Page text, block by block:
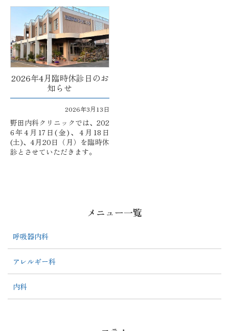
【夏季休診期間】
■ 2026年8月13日（木）～ 8
月15日（土）
■ ...
2026年4月臨時休診日のお
知らせ
2026年3月13日
野田内科クリニックでは、202
6年4月17日(金)、4月18日
(土)、4月20日（月）を臨時休
診とさせていただきます。
メニュー一覧
呼吸器内科
アレルギー科
内科